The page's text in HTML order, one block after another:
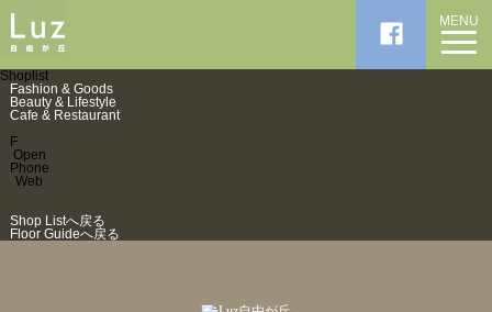
MENU
Shoplist
Fashion & Goods
Beauty & Lifestyle
Cafe & Restaurant
F
Open
Phone
Web
Shop Listへ戻る
Floor Guideへ戻る